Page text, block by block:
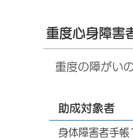
重度心身障害
重度の障がい
助成対象者
身体障害者手帳